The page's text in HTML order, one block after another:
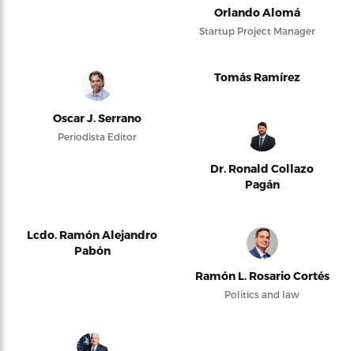
Orlando Alomá
Startup Project Manager
Oscar J. Serrano
Periodista Editor
Tomás Ramírez
Dr. Ronald Collazo
Pagán
Lcdo. Ramón Alejandro
Pabón
Ramón L. Rosario Cortés
Politics and law